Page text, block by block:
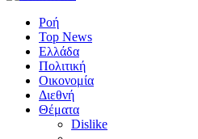
Ροή
Top News
Ελλάδα
Πολιτική
Οικονομία
Διεθνή
Θέματα
Dislike